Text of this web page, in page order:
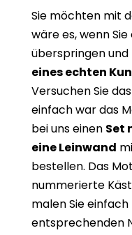
Sie möchten mit
wäre es, wenn
überspringen und
eines echten
Versuchen Sie das
einfach war das
bei uns einen Set
eine Leinwand
bestellen. Das
nummerierte
malen Sie
entsprechenden